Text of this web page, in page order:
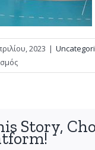
2023 |
στο
Τα
προπονήσεις
όμως
Story,